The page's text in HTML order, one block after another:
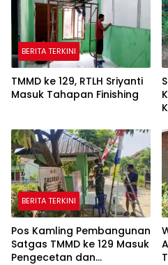
BERITA TERKINI
TMMD ke 129, RTLH Sriyanti
Masuk Tahapan Finishing
BERITA TERKINI
Pos Kamling Pembangunan
Satgas TMMD ke 129 Masuk
Pengecetan dan